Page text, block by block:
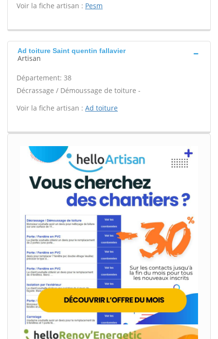
Voir la fiche artisan : Pesm
Ad toiture Saint quentin fallavier
Artisan
Département: 38
Décrassage / Démoussage de toiture -
Voir la fiche artisan : Ad toiture